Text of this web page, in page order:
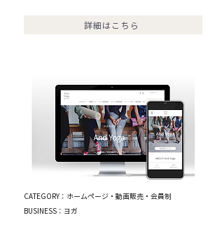
詳細はこちら
CATEGORY：ホームページ・動画販売・会員制
BUSINESS：ヨガ